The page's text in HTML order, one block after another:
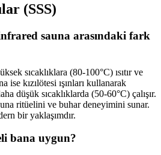
(SSS)
sauna arasındaki fark
sıcaklıklara (80-100°C) ısıtır ve
ise kızılötesi ışınları kullanarak
düşük sıcaklıklarda (50-60°C) çalışır.
ritüelini ve buhar deneyimini sunar.
bir yaklaşımdır.
bana uygun?